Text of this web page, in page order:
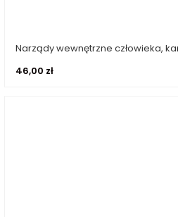
Dodaj do
Narządy wewnętrzne człowieka,
46,00 zł